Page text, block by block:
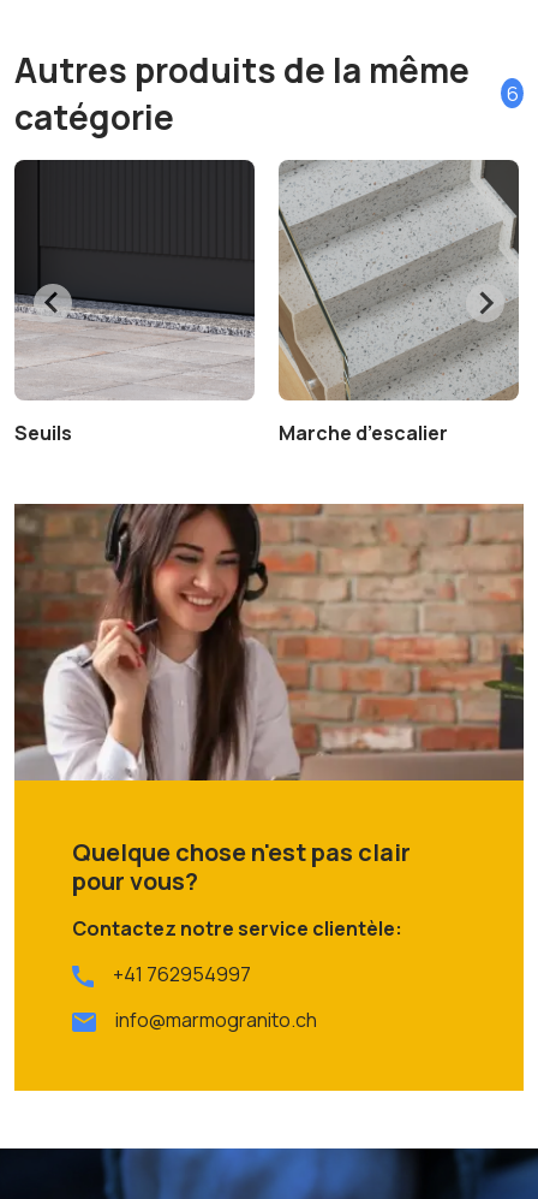
Autres produits de la même
catégorie
6
Seuils Marche d’escalier
Quelque chose n'est pas clair
pour vous?
Contactez notre service clientèle:
+41 762954997
info@marmogranito.ch